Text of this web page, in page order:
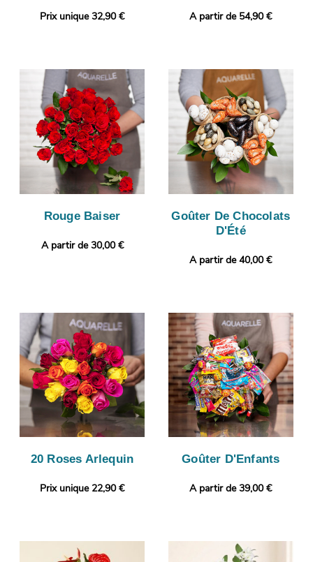
Prix unique 32,90 € A partir de 54,90 €
Rouge Baiser
A partir de 30,00 €
Goûter De Chocolats
D'Été
A partir de 40,00 €
20 Roses Arlequin
Prix unique 22,90 €
Goûter D'Enfants
A partir de 39,00 €